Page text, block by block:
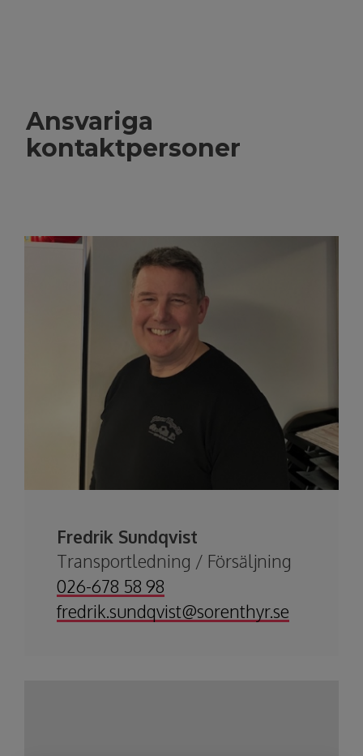
Ansvariga
kontaktpersoner
Fredrik Sundqvist
Transportledning / Försäljning
026-678 58 98
fredrik.sundqvist@sorenthyr.se